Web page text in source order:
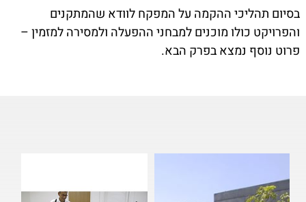
בסיום תהליכי ההקמה על המפקח לוודא שהמתקנים
והפרויקט כולו מוכנים למבחני ההפעלה ולמסירה למזמין –
פרוט נוסף נמצא בפרק הבא.